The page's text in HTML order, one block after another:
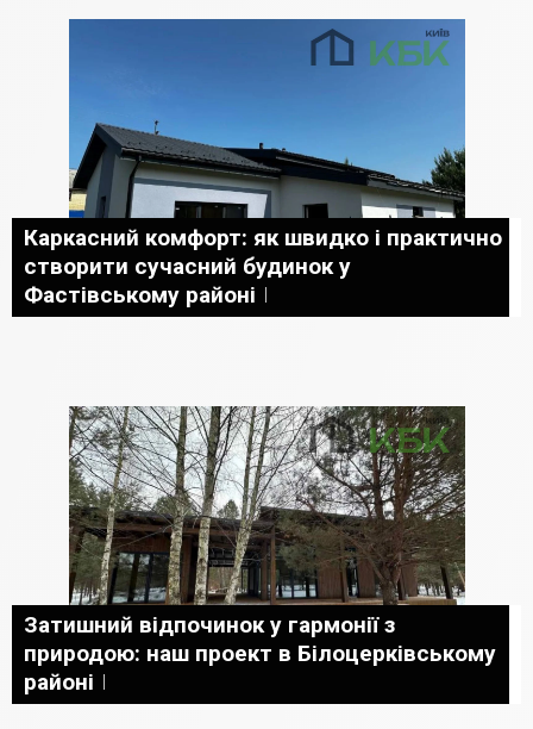
Каркасний комфорт: як швидко і практично
створити сучасний будинок у
Фастівському районі
Затишний відпочинок у гармонії з
природою: наш проект в Білоцерківському
районі